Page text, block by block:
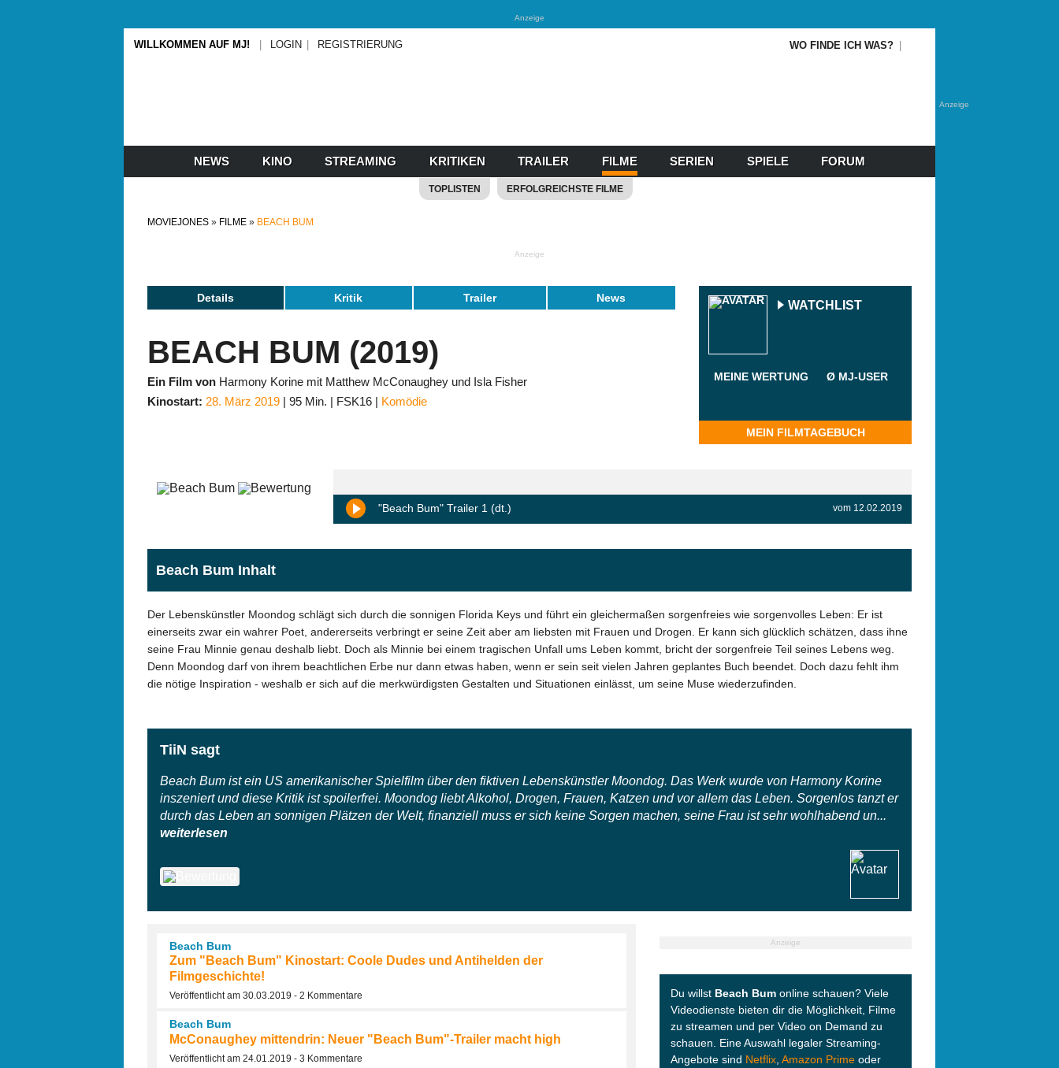
Anzeige
Anzeige
WILLKOMMEN AUF MJ! LOGIN REGISTRIERUNG WO FINDE ICH WAS?
NEWS KINO STREAMING KRITIKEN TRAILER FILME SERIEN SPIELE FORUM
TOPLISTEN ERFOLGREICHSTE FILME
MOVIEJONES FILME BEACH BUM
Anzeige
Details Kritik Trailer News
BEACH BUM (2019)
Ein Film von Harmony Korine mit Matthew McConaughey und Isla Fisher
Kinostart: 28. März 2019 95 Min. FSK16 Komödie
WATCHLIST
MEINE WERTUNG Ø MJ-USER
MEIN FILMTAGEBUCH
"Beach Bum" Trailer 1 (dt.) vom 12.02.2019
Beach Bum Inhalt
Der Lebenskünstler Moondog schlägt sich durch die sonnigen Florida Keys und führt ein gleichermaßen sorgenfreies wie sorgenvolles Leben: Er ist
einerseits zwar ein wahrer Poet, andererseits verbringt er seine Zeit aber am liebsten mit Frauen und Drogen. Er kann sich glücklich schätzen, dass ihne
seine Frau Minnie genau deshalb liebt. Doch als Minnie bei einem tragischen Unfall ums Leben kommt, bricht der sorgenfreie Teil seines Lebens weg.
Denn Moondog darf von ihrem beachtlichen Erbe nur dann etwas haben, wenn er sein seit vielen Jahren geplantes Buch beendet. Doch dazu fehlt ihm
die nötige Inspiration - weshalb er sich auf die merkwürdigsten Gestalten und Situationen einlässt, um seine Muse wiederzufinden.
TiiN sagt
Beach Bum ist ein US amerikanischer Spielfilm über den fiktiven Lebenskünstler Moondog. Das Werk wurde von Harmony Korine
inszeniert und diese Kritik ist spoilerfrei. Moondog liebt Alkohol, Drogen, Frauen, Katzen und vor allem das Leben. Sorgenlos tanzt er
durch das Leben an sonnigen Plätzen der Welt, finanziell muss er sich keine Sorgen machen, seine Frau ist sehr wohlhabend un...
weiterlesen
Beach Bum
Zum "Beach Bum" Kinostart: Coole Dudes und Antihelden der
Filmgeschichte!
Veröffentlicht am 30.03.2019 - 2 Kommentare
Beach Bum
McConaughey mittendrin: Neuer "Beach Bum"-Trailer macht high
Veröffentlicht am 24.01.2019 - 3 Kommentare
Anzeige
Du willst Beach Bum online schauen? Viele
Videodienste bieten dir die Möglichkeit, Filme
zu streamen und per Video on Demand zu
schauen. Eine Auswahl legaler Streaming-
Angebote sind Netflix Amazon Prime oder